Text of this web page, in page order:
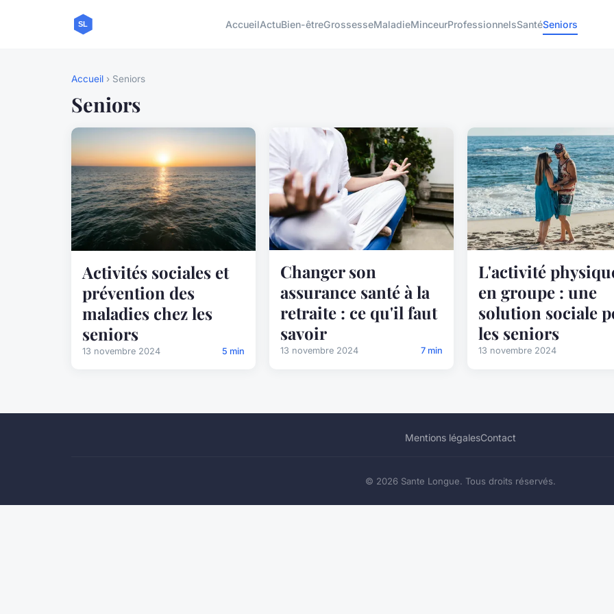
AccueilActuBien-êtreGrossesseMaladieMinceurProfessionnelsSantéSeniors
Accueil › Seniors
Seniors
Activités sociales et
prévention des
maladies chez les
seniors
13 novembre 2024 5 min
Changer son
assurance santé à la
retraite : ce qu'il faut
savoir
13 novembre 2024 7 min
L'activité
en groupe : une
solution sociale
les seniors
13 novembre 2024
Mentions légalesContact
© 2026 Sante Longue. Tous droits réservés.